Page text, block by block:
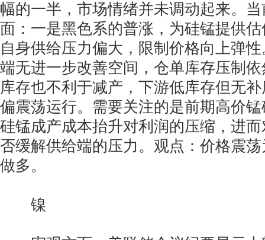
幅的一半，市场情绪并未调动起来。
面：一是黑色系的普涨，为硅锰提供
自身供给压力偏大，限制价格向上弹
端无进一步改善空间，仓单库存压制
库存也不利于减产，下游低库存但无
偏震荡运行。需要关注的是前期高价
硅锰成产成本抬升对利润的压缩，进
否缓解供给端的压力。观点：价格震
做多。
镍